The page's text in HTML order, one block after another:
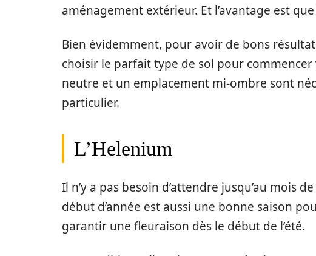
aménagement extérieur. Et l’avantage est
Bien évidemment, pour avoir de bons
choisir le parfait type de sol pour
neutre et un emplacement mi-ombre sont
particulier.
L’Helenium
Il n’y a pas besoin d’attendre jusqu’au mois
début d’année est aussi une bonne saison
garantir une fleuraison dès le début de l’été.